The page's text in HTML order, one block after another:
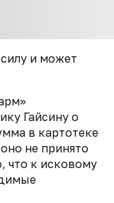
и может
Гайсину о
в картотеке
не принято
что к исковому